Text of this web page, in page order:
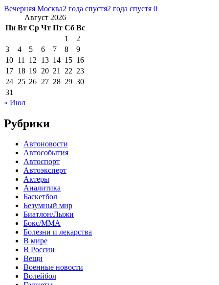
Вечерняя Москва2 года спустя2 года спустя 0
Август 2026
Пн Вт Ср Чт Пт Сб Вс
1
2
3
4 5 6 7 8
9
10 11 12 13 14 15 16
17 18 19 20 21 22 23
24 25 26 27 28 29 30
31
« Июл
Рубрики
Автоновости
Автособытия
Автоспорт
Автоэксперт
Актеры
Аналитика
Баскетбол
Безумный мир
Биатлон/Лыжи
Бокс/MMA
Болезни и лекарства
В мире
В России
Вещи
Военные новости
Волейбол